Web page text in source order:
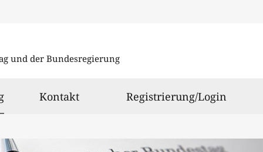
und der Bundesregierung
ausgewählt
Kontakt Registrierung/Login